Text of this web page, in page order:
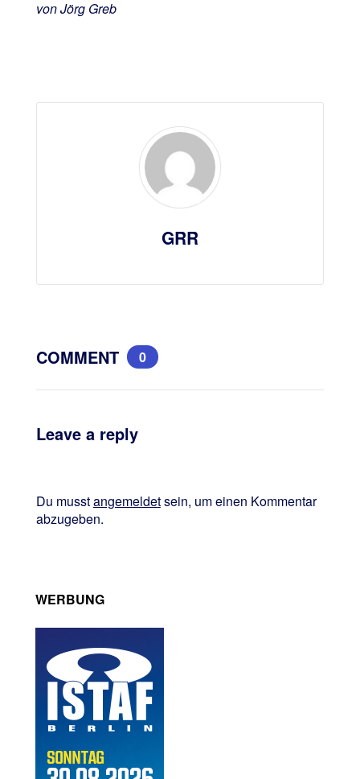
von Jörg Greb
GRR
COMMENT 0
Leave a reply
Du musstangemeldetsein, um einen Kommentar
abzugeben.
WERBUNG